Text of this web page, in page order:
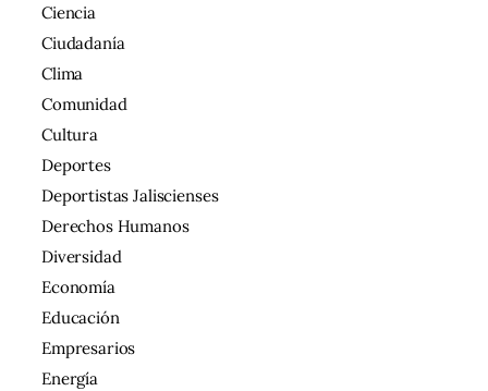
Ciencia
Ciudadanía
Clima
Comunidad
Cultura
Deportes
Deportistas Jaliscienses
Derechos Humanos
Diversidad
Economía
Educación
Empresarios
Energía